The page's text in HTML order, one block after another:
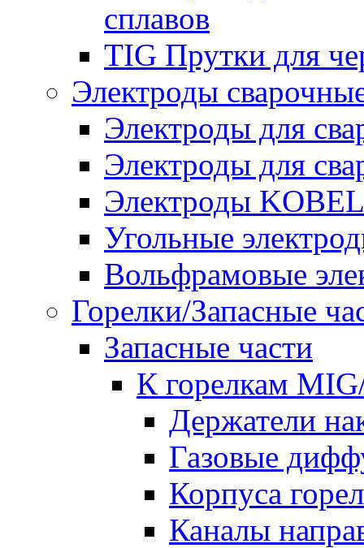
сплавов
TIG Прутки для
Электроды
Электроды для
Электроды для
Электроды
Угольные
Вольфрамовые
Горелки/Запасные
Запасные части
К горелкам
Держатели
Газовые
Корпуса
Каналы